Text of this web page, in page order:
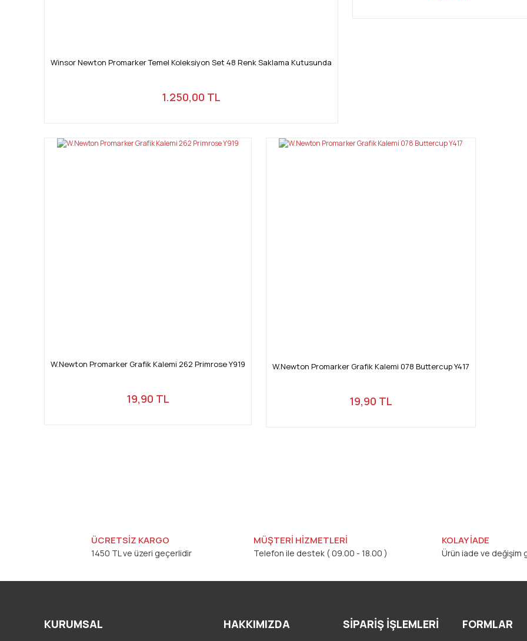
Winsor Newton Promarker Temel Koleksiyon Set 48 Renk Saklama Kutusunda
1.250,00 TL
W.Newton Promarker Grafik Kalemi 262 Primrose Y919
19,90 TL
W.Newton Promarker Grafik Kalemi 078 Buttercup Y417
19,90 TL
ÜCRETSİZ KARGO
1450 TL ve üzeri geçerlidir
MÜŞTERİ HİZMETLERİ
Telefon ile destek ( 09.00 - 18.00 )
KOLAY İADE
Ürün iade ve değişim
KURUMSAL HAKKIMIZDA SİPARİŞ İŞLEMLERİ FORMLAR